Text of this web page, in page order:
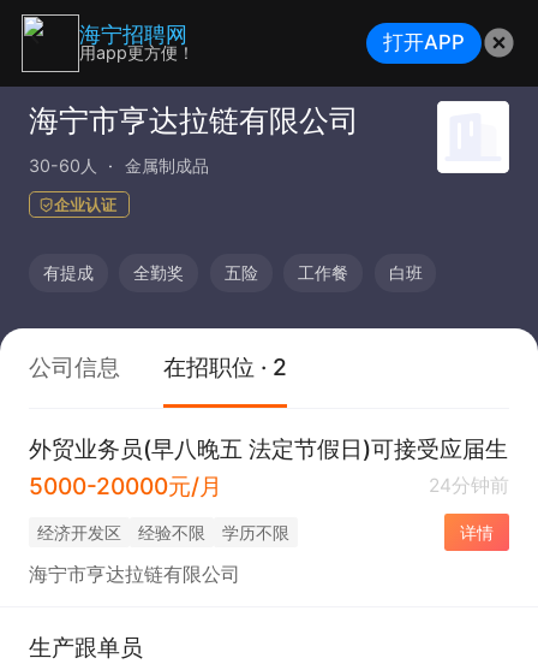
海宁市亨达拉链有限公司
30-60人 金属制成品
企业认证
有提成 全勤奖 五险 工作餐 白班
公司信息 在招职位 · 2
外贸业务员(早八晚五 法定节假日)可接受应届生
5000-20000元/月
24分钟前
经济开发区 经验不限 学历不限 详情
海宁市亨达拉链有限公司
生产跟单员
海宁招聘网
用app更方便！ 打开APP